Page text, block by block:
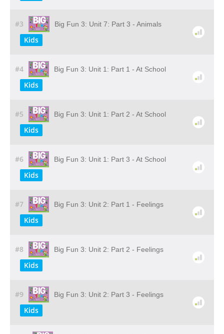
#3 Big Fun 3: Unit 7: Part 3 - Animals
Kids
#4 Big Fun 3: Unit 1: Part 1 - At School
Kids
#5 Big Fun 3: Unit 1: Part 2 - At School
Kids
#6 Big Fun 3: Unit 1: Part 3 - At School
Kids
#7 Big Fun 3: Unit 2: Part 1 - Feelings
Kids
#8 Big Fun 3: Unit 2: Part 2 - Feelings
Kids
#9 Big Fun 3: Unit 2: Part 3 - Feelings
Kids